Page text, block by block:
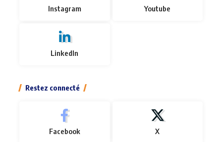
Instagram Youtube
LinkedIn
Restez connecté
Facebook X